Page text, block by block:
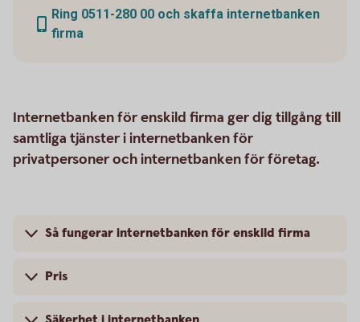
Ring 0511-280 00 och skaffa internetbanken
firma
Internetbanken för enskild firma ger dig tillgång till
samtliga tjänster i internetbanken för
privatpersoner och internetbanken för företag.
Så fungerar internetbanken för enskild firma
Pris